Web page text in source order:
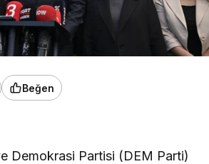
Beğen
Demokrasi Partisi (DEM Parti)